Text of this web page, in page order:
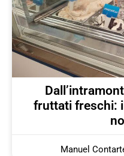
fruttati freschi:
Manuel